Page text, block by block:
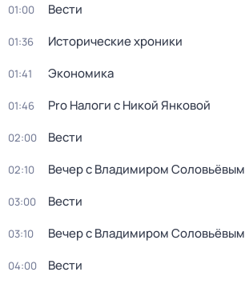
01:00 Вести
01:36 Исторические хроники
01:41 Экономика
01:46 Pro Налоги с Никой Янковой
02:00 Вести
02:10 Вечер с Владимиром Соловьёвым
03:00 Вести
03:10 Вечер с Владимиром Соловьёвым
04:00 Вести